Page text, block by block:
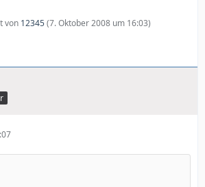
von 12345(7. Oktober 2008 um 16:03)